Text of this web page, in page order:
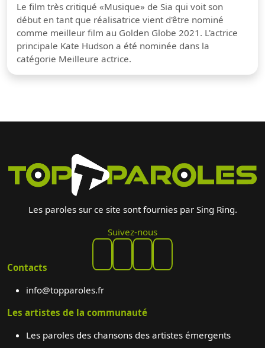
Le film très critiqué «Musique» de Sia qui voit son
début en tant que réalisatrice vient d'être nominé
comme meilleur film au Golden Globe 2021. L'actrice
principale Kate Hudson a été nominée dans la
catégorie Meilleure actrice.
Les paroles sur ce site sont fournies par Sing Ring.
Suivez-nous
Contacts
info@topparoles.fr
Les artistes de la communauté
Les paroles des chansons des artistes émergents